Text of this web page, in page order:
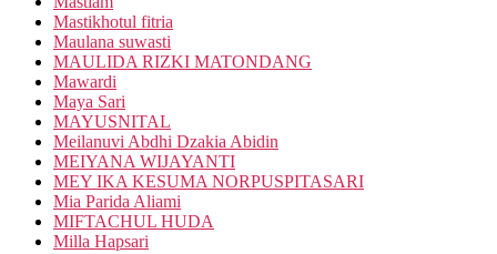
Mastikhotul fitria
Maulana suwasti
MAULIDA RIZKI MATONDANG
Mawardi
Maya Sari
MAYUSNITAL
Meilanuvi Abdhi Dzakia Abidin
MEIYANA WIJAYANTI
MEY IKA KESUMA NORPUSPITASARI
Mia Parida Aliami
MIFTACHUL HUDA
Milla Hapsari